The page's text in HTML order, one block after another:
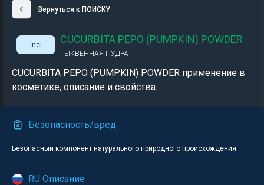
Вернуться к ПОИСКУ
inci CUCURBITA PEPO (PUMPKIN) POWDER
ТЫКВЕННАЯ ПУДРА
CUCURBITA PEPO (PUMPKIN) POWDER применение в
косметике, описание и свойства.
Безопасность/вред
Безопасный компонент натурального природного происхождения
RU Описание